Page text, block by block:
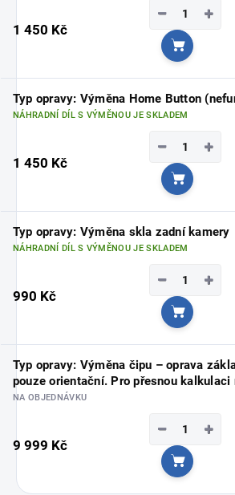
1 450 Kč
+
−
Do
Typ opravy: Výměna Home Button
NÁHRADNÍ DÍL S VÝMĚNOU JE SKLADEM
1 450 Kč
+
−
Do
Typ opravy: Výměna skla zadní kamery
NÁHRADNÍ DÍL S VÝMĚNOU JE SKLADEM
990 Kč
+
−
Do
Typ opravy: Výměna čipu – oprava
pouze orientační. Pro přesnou
NA OBJEDNÁVKU
9 999 Kč
+
−
Do